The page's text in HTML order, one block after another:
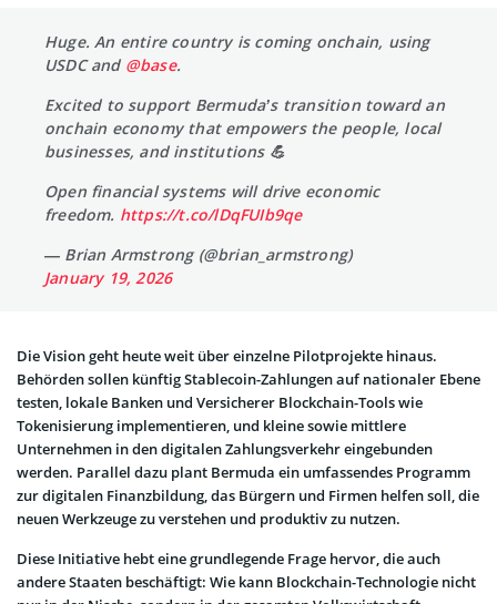
Huge. An entire country is coming onchain, using
USDC and @base.
Excited to support Bermuda’s transition toward an
onchain economy that empowers the people, local
businesses, and institutions 💪
Open financial systems will drive economic
freedom. https://t.co/lDqFUIb9qe
— Brian Armstrong (@brian_armstrong)
January 19, 2026
Die Vision geht heute weit über einzelne Pilotprojekte hinaus.
Behörden sollen künftig Stablecoin-Zahlungen auf nationaler Ebene
testen, lokale Banken und Versicherer Blockchain-Tools wie
Tokenisierung implementieren, und kleine sowie mittlere
Unternehmen in den digitalen Zahlungsverkehr eingebunden
werden. Parallel dazu plant Bermuda ein umfassendes Programm
zur digitalen Finanzbildung, das Bürgern und Firmen helfen soll, die
neuen Werkzeuge zu verstehen und produktiv zu nutzen.
Diese Initiative hebt eine grundlegende Frage hervor, die auch
andere Staaten beschäftigt: Wie kann Blockchain-Technologie nicht